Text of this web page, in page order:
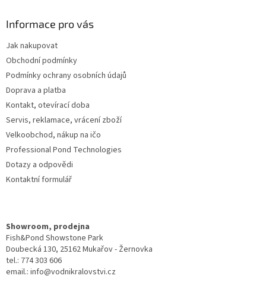
Informace pro vás
Jak nakupovat
Obchodní podmínky
Podmínky ochrany osobních údajů
Doprava a platba
Kontakt, otevírací doba
Servis, reklamace, vrácení zboží
Velkoobchod, nákup na ičo
Professional Pond Technologies
Dotazy a odpovědi
Kontaktní formulář
Showroom, prodejna
Fish&Pond Showstone Park
Doubecká 130, 25162 Mukařov - Žernovka
tel.: 774 303 606
email.: info@vodnikralovstvi.cz